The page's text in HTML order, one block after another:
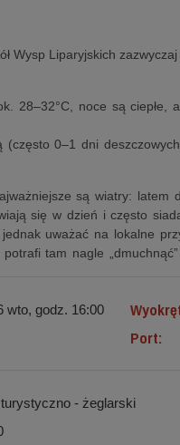
Wysp Liparyjskich
28–32°C, noce są ciepłe,
(często 0–1 dni
są wiatry: latem
się w dzień i często
uważać na lokalne
tam nagle „dmuchnąć”
wto, godz. 16:00
Port:
- żeglarski